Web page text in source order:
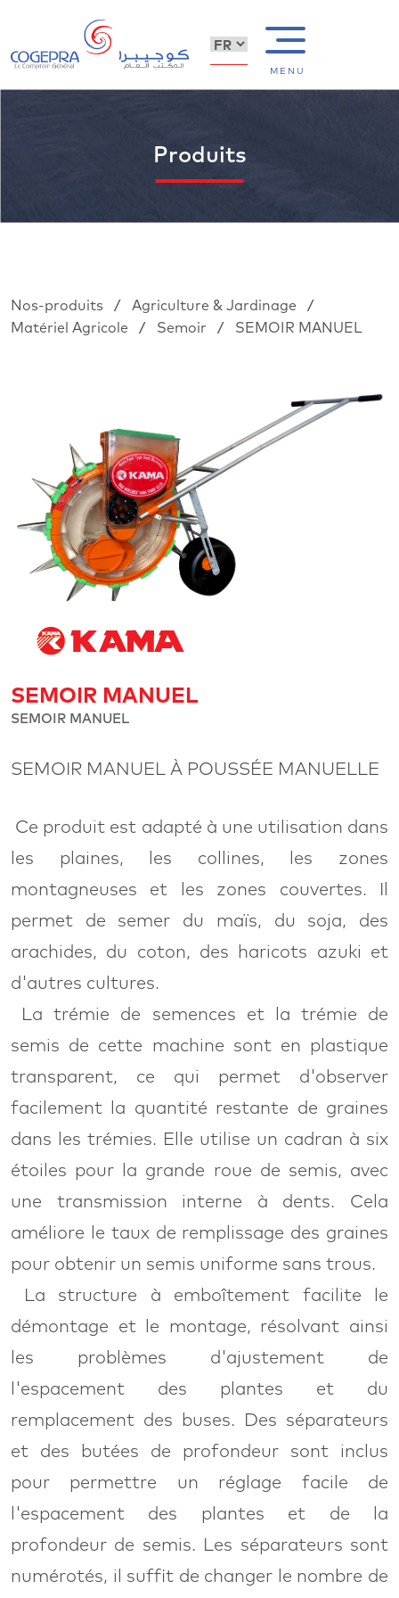
MENU
Produits
Nos-produits / Agriculture & Jardinage /
Matériel Agricole / Semoir / SEMOIR MANUEL
SEMOIR MANUEL
SEMOIR MANUEL
SEMOIR MANUEL À POUSSÉE MANUELLE
Ce produit est adapté à une utilisation dans
les plaines, les collines, les zones
montagneuses et les zones couvertes. Il
permet de semer du maïs, du soja, des
arachides, du coton, des haricots azuki et
d'autres cultures.
La trémie de semences et la trémie de
semis de cette machine sont en plastique
transparent, ce qui permet d'observer
facilement la quantité restante de graines
dans les trémies. Elle utilise un cadran à six
étoiles pour la grande roue de semis, avec
une transmission interne à dents. Cela
améliore le taux de remplissage des graines
pour obtenir un semis uniforme sans trous.
La structure à emboîtement facilite le
démontage et le montage, résolvant ainsi
les problèmes d'ajustement de
l'espacement des plantes et du
remplacement des buses. Des séparateurs
et des butées de profondeur sont inclus
pour permettre un réglage facile de
l'espacement des plantes et de la
profondeur de semis. Les séparateurs sont
numérotés, il suﬃt de changer le nombre de